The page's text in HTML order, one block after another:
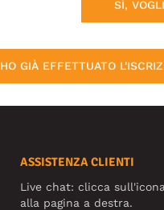
SÌ,
HO GIÀ EFFETTUATO
ASSISTENZA CLIENTI
Live chat: clicca
alla pagina a destra.